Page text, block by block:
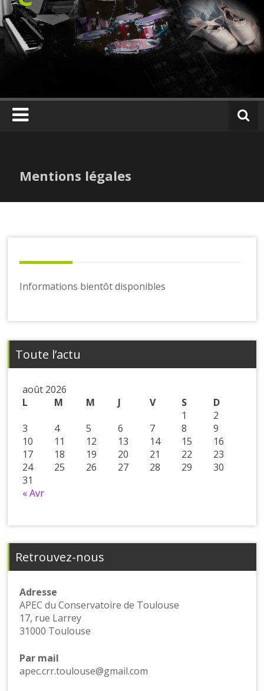
Skip
to
content
Mentions légales
Informations bientôt disponibles
Toute l’actu
août 2026
L
M M J V S D
« Avr
1
2
3
4 5 6 7 8
9
10
11 12 13 14 15
16
17
18 19 20 21 22
23
24
25 26 27 28 29
30
31
Retrouvez-nous
Adresse
APEC du Conservatoire de Toulouse
17, rue Larrey
31000 Toulouse
Par mail
apec.crr.toulouse@gmail.com